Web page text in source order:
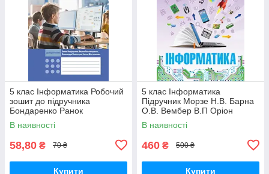
5 клас Інформатика Робочий
зошит до підручника
Бондаренко Ранок
В наявності
58,80 ₴ 70 ₴
Купити
5 клас Інформатика
Підручник Морзе Н.В. Барна
О.В. Вембер В.П Оріон
В наявності
460 ₴ 500 ₴
Купити